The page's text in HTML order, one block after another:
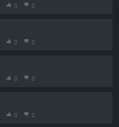
0 0
0 0
0 0
0 0